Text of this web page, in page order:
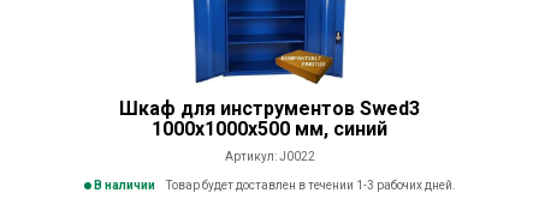
Шкаф для инструментов Swed3
1000x1000x500 мм, синий
Артикул:J0022
В наличии Товар будет доставлен в течении 1-3 рабочих дней.